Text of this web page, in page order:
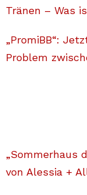
Tränen – Was
„PromiBB“:
Problem
„Sommerhaus
von Alessia +